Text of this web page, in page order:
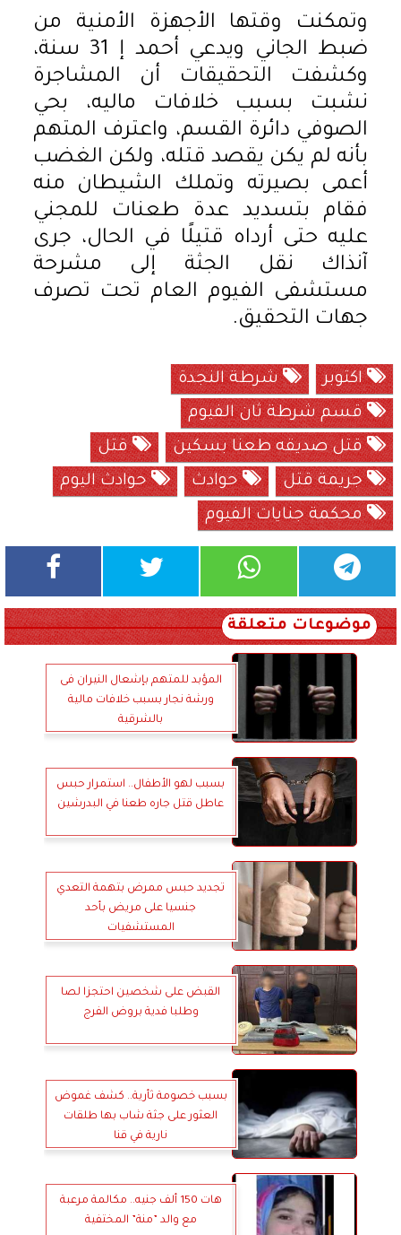
وتمكنت وقتها الأجهزة الأمنية من
ضبط الجاني ويدعي أحمد إ 31 سنة،
وكشفت التحقيقات أن المشاجرة
نشبت بسبب خلافات ماليه، بحي
الصوفي دائرة القسم، واعترف المتهم
بأنه لم يكن يقصد قتله، ولكن الغضب
أعمى بصيرته وتملك الشيطان منه
فقام بتسديد عدة طعنات للمجني
عليه حتى أرداه قتيلًا في الحال، جرى
آنذاك نقل الجثة إلى مشرحة
مستشفى الفيوم العام تحت تصرف
جهات التحقيق.
اكتوبر
شرطة النجدة
قسم شرطة ثان الفيوم
قتل صديقه طعنا بسكين
قتل
جريمة قتل
حوادث
حوادث اليوم
محكمة جنايات الفيوم
موضوعات متعلقة
المؤبد للمتهم بإشعال النيران فى
ورشة نجار بسبب خلافات مالية
بالشرقية
بسبب لهو الأطفال.. استمرار حبس
عاطل قتل جاره طعنا في البدرشين
تجديد حبس ممرض بتهمة التعدي
جنسيا على مريض بأحد
المستشفيات
القبض على شخصين احتجزا لصا
وطلبا فدية بروض الفرج
بسبب خصومة ثأرية.. كشف غموض
العثور على جثة شاب بها طلقات
نارية في قنا
هات 150 ألف جنيه.. مكالمة مرعبة
مع والد ”منة” المختفية